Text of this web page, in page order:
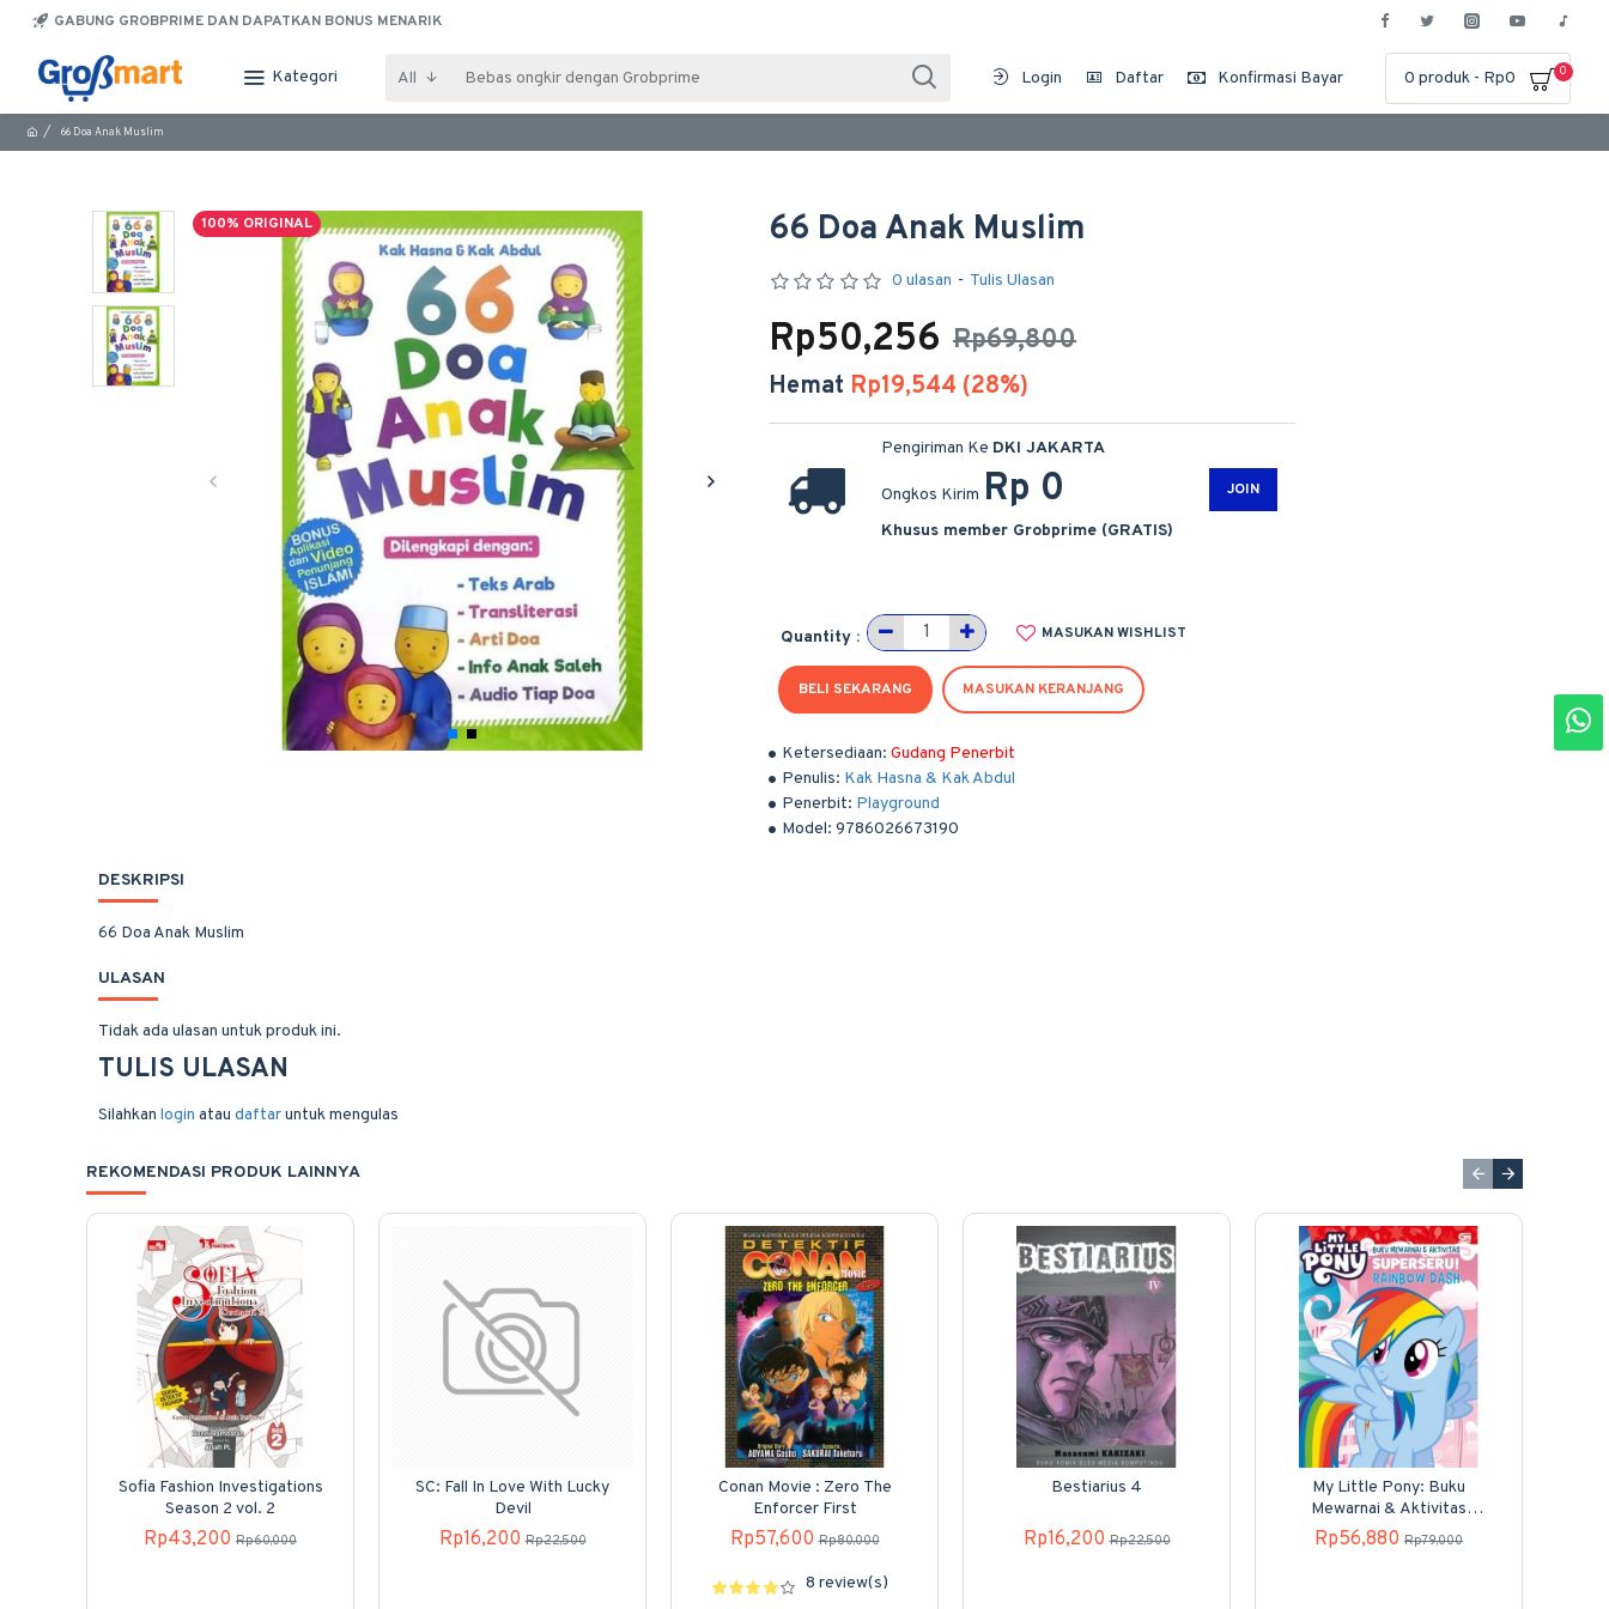
GABUNG GROBPRIME DAN DAPATKAN BONUS MENARIK
Kategori All Login Daftar Konfirmasi Bayar 0 produk - Rp0 0
66 Doa Anak Muslim
100% ORIGINAL 66 Doa Anak Muslim
Ketersediaan: Gudang Penerbit
Penulis: Kak Hasna & Kak Abdul
Penerbit: Playground
Model: 9786026673190
0 ulasan - Tulis Ulasan
Rp69,800
Rp50,256
Hemat Rp19,544 (28%)
Pengiriman Ke DKI JAKARTA
Ongkos Kirim Rp 0
Khusus member Grobprime (GRATIS)
JOIN
Quantity : MASUKAN WISHLIST
BELI SEKARANG MASUKAN KERANJANG
DESKRIPSI
66 Doa Anak Muslim
ULASAN
Tidak ada ulasan untuk produk ini.
TULIS ULASAN
Silahkan login atau daftaruntuk mengulas
REKOMENDASI PRODUK LAINNYA
Sofia Fashion Investigations
Season 2 vol. 2
Rp43,200 Rp60,000
SC: Fall In Love With Lucky
Devil
Rp16,200 Rp22,500
Conan Movie : Zero The
Enforcer First
Rp57,600 Rp80,000
8 review(s)
Bestiarius 4
Rp16,200 Rp22,500
My Little Pony: Buku
Mewarnai & Aktivitas
Superseru! Rainbow Dash
Rp56,880 Rp79,000